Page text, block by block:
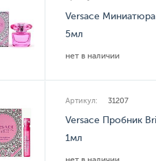
Versace
5мл
нет в наличии
Артикул: 31207
Versace Пробник
1мл